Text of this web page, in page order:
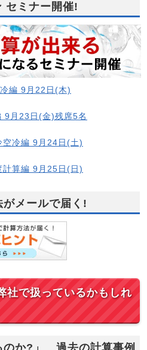
セミナー開催!
編 9月22日(木)
9月23日(金)残席5名
空冷編 9月24日(土)
計算編 9月25日(日)
メールで届く!
社で扱っているかもしれ